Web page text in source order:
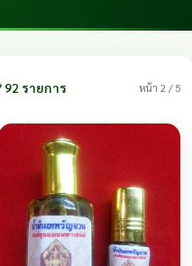
92 รายการ หน้า 2 / 5